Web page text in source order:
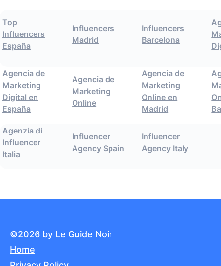
Top
Influencers
España
Influencers
Madrid
Influencers
Barcelona
Agencia de
Marketing
Digital en
España
Agencia de
Marketing
Online
Agencia de
Marketing
Online en
Madrid
Agenzia di
Influencer
Italia
Influencer
Agency Spain
Influencer
Agency Italy
©2026 by Le Guide Noir
Home